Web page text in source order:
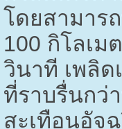
โดยสามาร
100 กิโลเม
วินาที เพลิด
ที่ราบรื่นกว่
สะเทือนอัจ